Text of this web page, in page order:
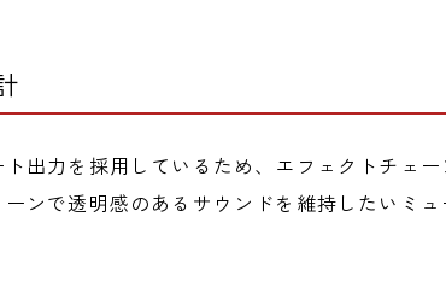
出力を採用しているため、エフェクトチェ
ンで透明感のあるサウンドを維持したいミ